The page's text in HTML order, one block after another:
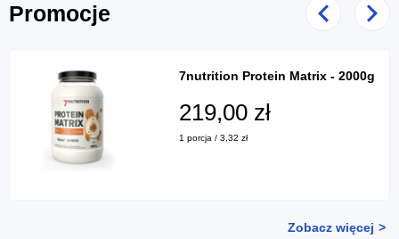
Promocje Poprzedni
7nutrition Protein Matrix - 2000g
219,00 zł
1 porcja / 3,32 zł
Zobacz więcej